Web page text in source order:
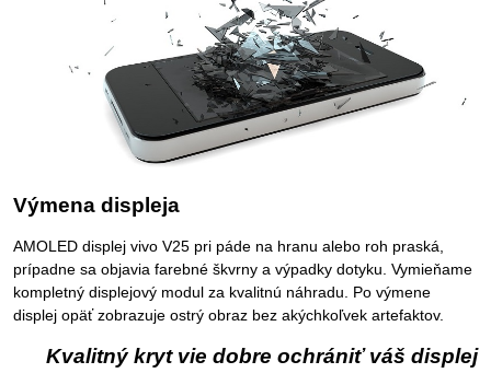
Výmena displeja
AMOLED displej vivo V25 pri páde na hranu alebo roh praská,
prípadne sa objavia farebné škvrny a výpadky dotyku. Vymieňame
kompletný displejový modul za kvalitnú náhradu. Po výmene
displej opäť zobrazuje ostrý obraz bez akýchkoľvek artefaktov.
Kvalitný kryt vie dobre ochrániť váš displej